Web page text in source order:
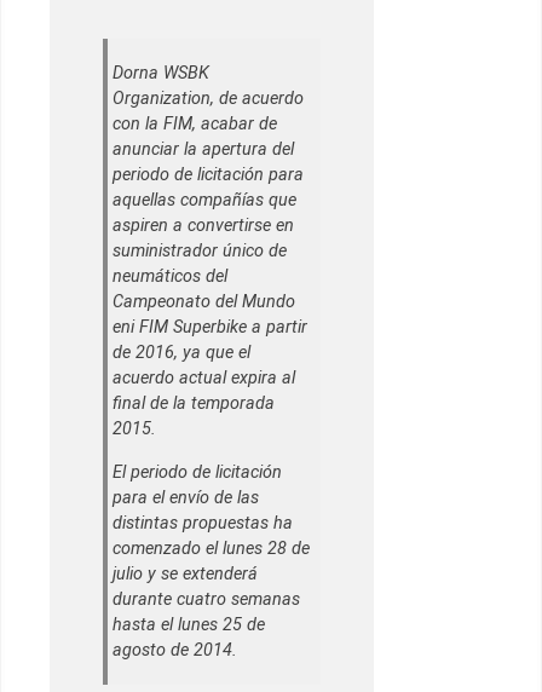
Dorna WSBK
Organization, de acuerdo
con la FIM, acabar de
anunciar la apertura del
periodo de licitación para
aquellas compañías que
aspiren a convertirse en
suministrador único de
neumáticos del
Campeonato del Mundo
eni FIM Superbike a partir
de 2016, ya que el
acuerdo actual expira al
final de la temporada
2015.
El periodo de licitación
para el envío de las
distintas propuestas ha
comenzado el lunes 28 de
julio y se extenderá
durante cuatro semanas
hasta el lunes 25 de
agosto de 2014.